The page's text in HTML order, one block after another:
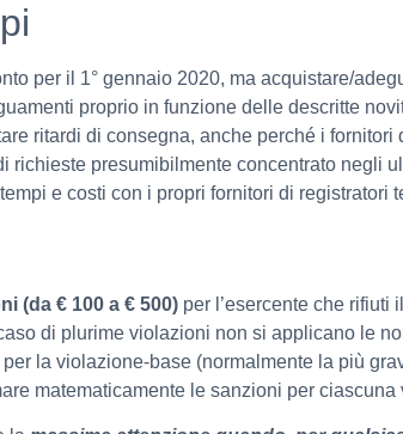
per il 1° gennaio 2020, ma acquistare/
proprio in funzione delle descritte
ritardi di consegna, anche perché i fornitori
richieste presumibilmente concentrato negli
e costi con i propri fornitori di registratori
(da € 100 a € 500) per l’esercente che rifiuti
di plurime violazioni non si applicano le
la violazione-base (normalmente la più
matematicamente le sanzioni per